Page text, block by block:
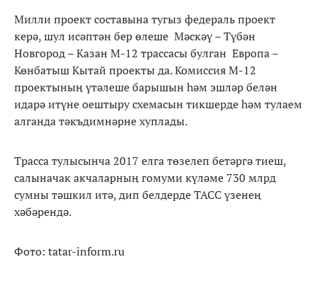
Милли проект составына тугыз федераль проект
керә, шул исәптән бер өлеше Мәскәү – Түбән
Новгород – Казан М-12 трассасы булган Европа –
Көнбатыш Кытай проекты да. Комиссия М-12
проектының үтәлеше барышын һәм эшләр белән
идарә итүне оештыру схемасын тикшерде һәм тулаем
алганда тәкъдимнәрне хуплады.
Трасса тулысынча 2017 елга төзелеп бетәргә тиеш,
салыначак акчаларның гомуми күләме 730 млрд
сумны тәшкил итә, дип белдерде ТАСС үзенең
хәбәрендә.
Фото: tatar-inform.ru